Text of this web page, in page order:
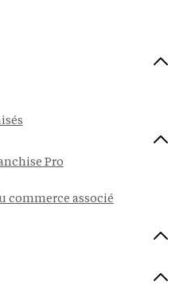
Pro
commerce associé